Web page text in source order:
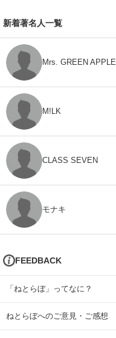
新着著名人一覧
Mrs. GREEN APPLE
M!LK
CLASS SEVEN
モナキ
FEEDBACK
「ねとらぼ」ってなに？
ねとらぼへのご意見・ご感想